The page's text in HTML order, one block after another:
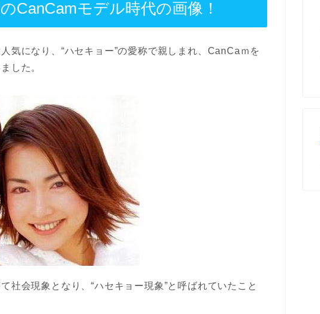
CanCamモデル時代の画像！
気になり、“ハセキョー”の愛称で親しまれ、CanCaｍを
した。
社会現象となり、“ハセキョー現象”と呼ばれていたこと